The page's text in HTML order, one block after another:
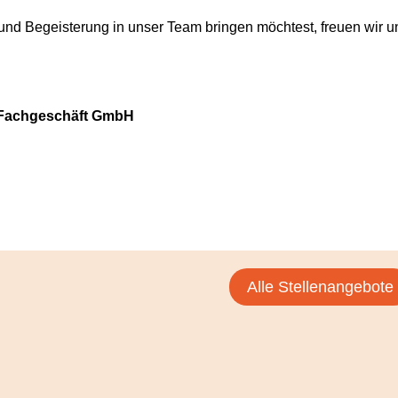
Begeisterung in unser Team bringen möchtest, freuen wir
GmbH
Alle Stellenangebote